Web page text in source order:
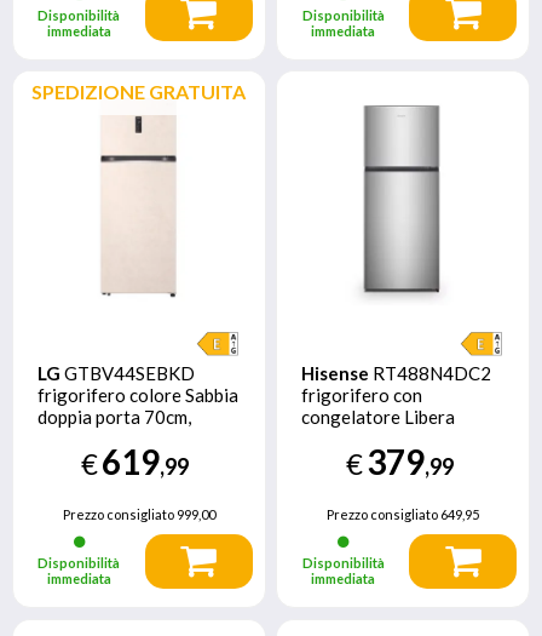
Disponibilità
immediata
Disponibilità
immediata
SPEDIZIONE GRATUITA
LG GTBV44SEBKD
frigorifero colore Sabbia
doppia porta 70cm,
Linear Cooling
€619,99
Prezzo consigliato999,00
Disponibilità
immediata
Hisense RT488N4DC2
frigorifero con
congelatore Libera
Argento
€379,99
Prezzo consigliato 649,95
Disponibilità
immediata